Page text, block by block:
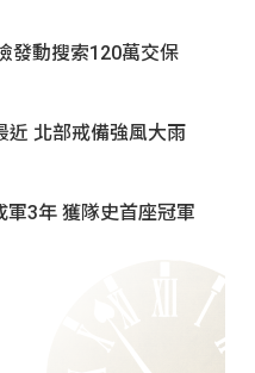
發動搜索120萬交保
近 北部戒備強風大雨
3年 獲隊史首座冠軍